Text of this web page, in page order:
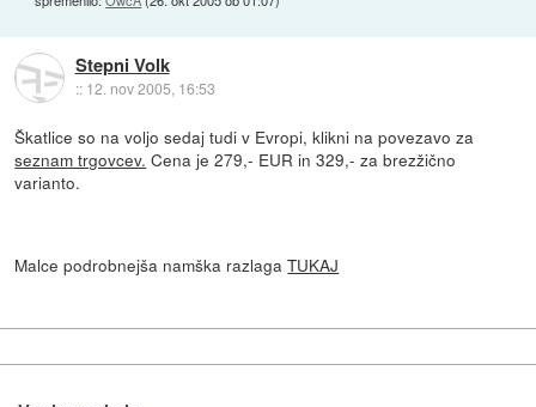
Stepni Volk
:: 12. nov 2005, 16:53
Škatlice so na voljo sedaj tudi v Evropi, klikni na povezavo za
seznam trgovcev. Cena je 279,- EUR in 329,- za brezžično
varianto.
Malce podrobnejša namška razlagaTUKAJ